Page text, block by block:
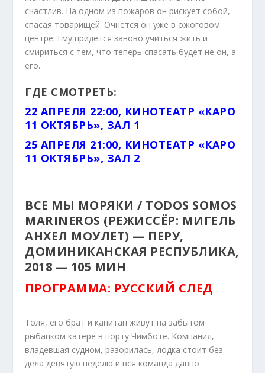
счастлив. На одном из пожаров он рискует собой,
спасая товарищей. Очнётся он уже в ожоговом
центре. Ему придётся заново учиться жить и
смириться с тем, что теперь спасать будет не он, а
его.
ГДЕ СМОТРЕТЬ:
22 АПРЕЛЯ 22:00, КИНОТЕАТР «КАРО
11 ОКТЯБРЬ», ЗАЛ 1
25 АПРЕЛЯ 21:00, КИНОТЕАТР «КАРО
11 ОКТЯБРЬ», ЗАЛ 2
ВСЕ МЫ МОРЯКИ / TODOS SOMOS
MARINEROS (РЕЖИССЁР: МИГЕЛЬ
АНХЕЛ МОУЛЕТ) — ПЕРУ,
ДОМИНИКАНСКАЯ РЕСПУБЛИКА,
2018 — 105 МИН
ПРОГРАММА: РУССКИЙ СЛЕД
Толя, его брат и капитан живут на забытом
рыбацком катере в порту Чимботе. Компания,
владевшая судном, разорилась, лодка стоит без
дела девятую неделю и вся команда давно